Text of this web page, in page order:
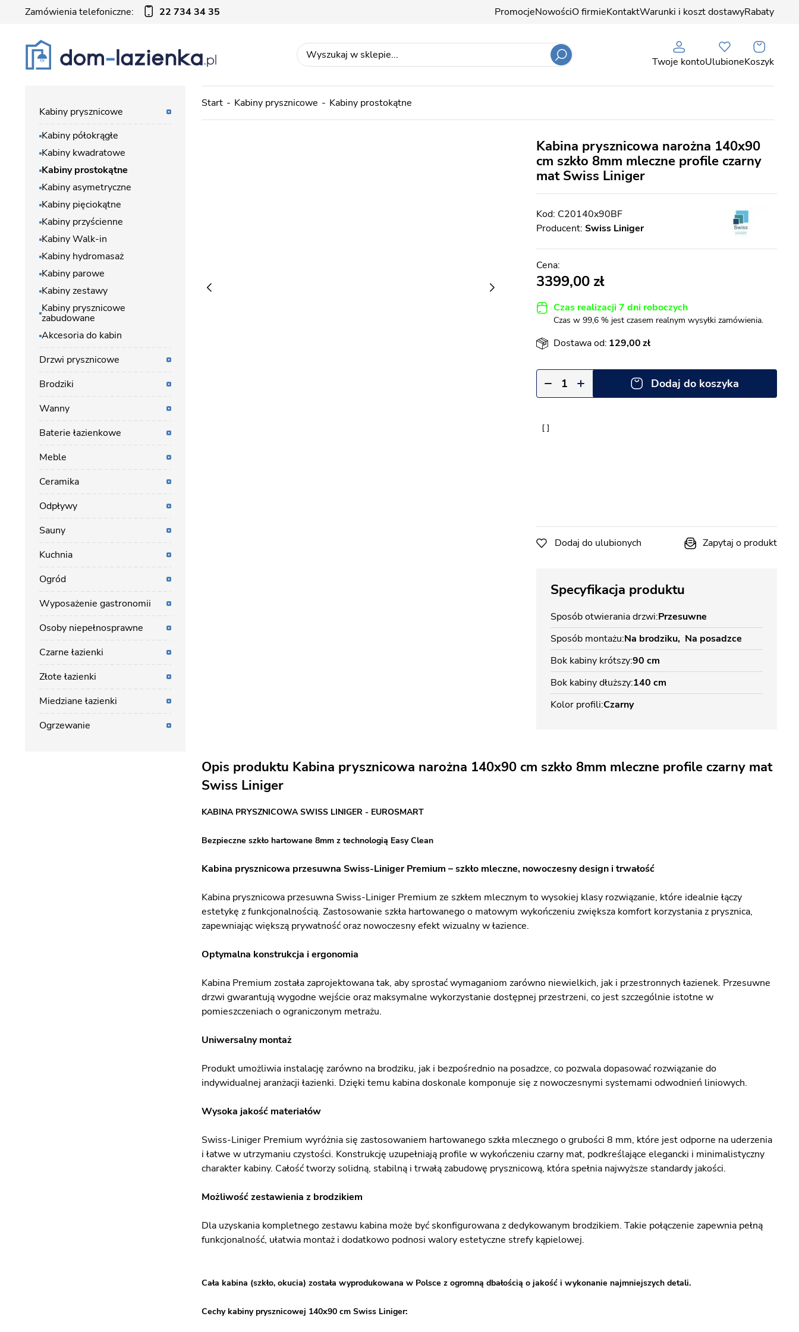
Zamówienia telefoniczne: 22 734 34 35 PromocjeNowościO firmieKontaktWarunki i koszt dostawyRabaty
Twoje kontoUlubioneKoszyk
Start Kabiny prysznicowe Kabiny prostokątne
Kabina prysznicowa narożna 140x90
cm szkło 8mm mleczne profile czarny
mat Swiss Liniger
C20140x90BF
Producent: Swiss Liniger
3399,00
Czas realizacji 7 dni roboczych
Czas w 99,6 % jest czasem realnym wysyłki zamówienia.
Dostawa od: 129,00
Dodaj do koszyka
Dodaj do ulubionych Zapytaj o produkt
Specyfikacja produktu
Sposób otwierania drzwi Przesuwne
Sposób montażu Na brodziku Na posadzce
Bok kabiny krótszy90 cm
Bok kabiny dłuższy 140 cm
Kolor profili Czarny
Opis produktu Kabina prysznicowa narożna 140x90 cm szkło 8mm mleczne profile czarny mat
Swiss Liniger
KABINA PRYSZNICOWA SWISS LINIGER - EUROSMART
Bezpieczne szkło hartowane 8mm z technologią Easy Clean
Kabina prysznicowa przesuwna Swiss-Liniger Premium – szkło mleczne, nowoczesny design i trwałość
Kabina prysznicowa przesuwna Swiss-Liniger Premium ze szkłem mlecznym to wysokiej klasy rozwiązanie, które idealnie łączy
estetykę z funkcjonalnością. Zastosowanie szkła hartowanego o matowym wykończeniu zwiększa komfort korzystania z prysznica,
zapewniając większą prywatność oraz nowoczesny efekt wizualny w łazience.
Optymalna konstrukcja i ergonomia
Kabina Premium została zaprojektowana tak, aby sprostać wymaganiom zarówno niewielkich, jak i przestronnych łazienek. Przesuwne
drzwi gwarantują wygodne wejście oraz maksymalne wykorzystanie dostępnej przestrzeni, co jest szczególnie istotne w
pomieszczeniach o ograniczonym metrażu.
Uniwersalny montaż
Produkt umożliwia instalację zarówno na brodziku, jak i bezpośrednio na posadzce, co pozwala dopasować rozwiązanie do
indywidualnej aranżacji łazienki. Dzięki temu kabina doskonale komponuje się z nowoczesnymi systemami odwodnień liniowych.
Wysoka jakość materiałów
Swiss-Liniger Premium wyróżnia się zastosowaniem hartowanego szkła mlecznego o grubości 8 mm, które jest odporne na uderzenia
i łatwe w utrzymaniu czystości. Konstrukcję uzupełniają profile w wykończeniu czarny mat, podkreślające elegancki i minimalistyczny
charakter kabiny. Całość tworzy solidną, stabilną i trwałą zabudowę prysznicową, która spełnia najwyższe standardy jakości.
Możliwość zestawienia z brodzikiem
Dla uzyskania kompletnego zestawu kabina może być skonfigurowana z dedykowanym brodzikiem. Takie połączenie zapewnia pełną
funkcjonalność, ułatwia montaż i dodatkowo podnosi walory estetyczne strefy kąpielowej.
Cała kabina (szkło, okucia) została wyprodukowana w Polsce z ogromną dbałością o jakość i wykonanie najmniejszych detali.
Cechy kabiny prysznicowej 140x90 cm Swiss Liniger:
Kabiny prysznicowe
Kabiny półokrągłe
Kabiny kwadratowe
Kabiny prostokątne
Kabiny asymetryczne
Kabiny pięciokątne
Kabiny przyścienne
Kabiny Walk-in
Kabiny hydromasaż
Kabiny parowe
Kabiny zestawy
Kabiny prysznicowe
zabudowane
Akcesoria do kabin
Drzwi prysznicowe
Brodziki
Wanny
Baterie łazienkowe
Meble
Ceramika
Odpływy
Sauny
Kuchnia
Ogród
Wyposażenie gastronomii
Osoby niepełnosprawne
Czarne łazienki
Złote łazienki
Miedziane łazienki
Ogrzewanie